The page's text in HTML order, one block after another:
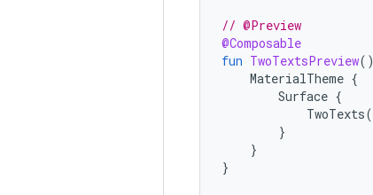
// @Preview
@Composable
fun TwoTextsPreview()
MaterialTheme {
Surface {
TwoTexts(
}
}
}